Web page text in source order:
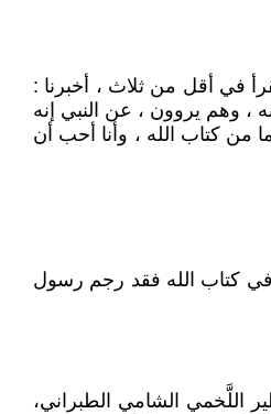
في أقل من ثلاث ، أخبرنا :
وهم يروون ، عن النبي إنه
كتاب الله ، وأنا أحب أن
في كتاب الله فقد رجم رسول
أيوب بن مطير اللَّخمي الشامي الطبراني،